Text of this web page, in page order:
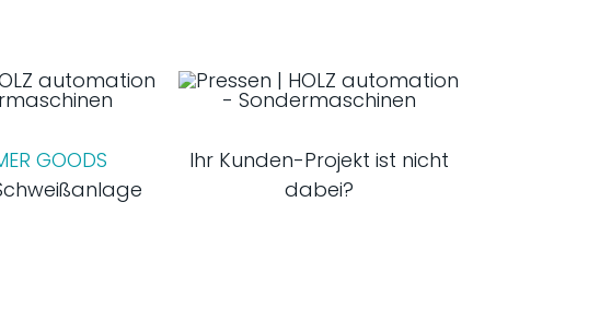
GOODS
Ihr Kunden-Projekt ist nicht
dabei?